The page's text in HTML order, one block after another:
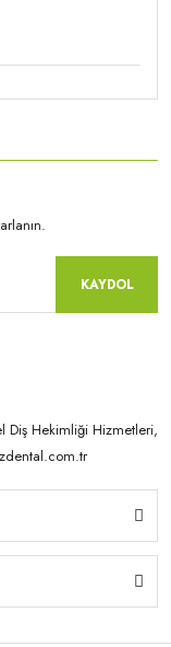
KAYDOL
Diş Hekimliği Hizmetleri,